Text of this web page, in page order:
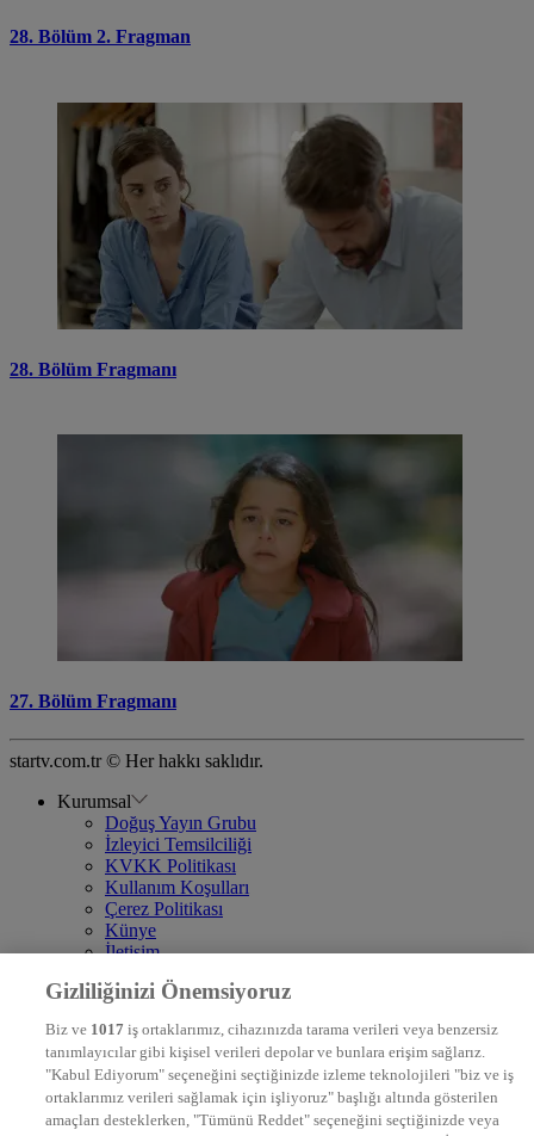
28. Bölüm 2. Fragman
28. Bölüm Fragmanı
27. Bölüm Fragmanı
startv.com.tr © Her hakkı saklıdır.
Kurumsal
Doğuş Yayın Grubu
İzleyici Temsilciliği
KVKK Politikası
Kullanım Koşulları
Çerez Politikası
Künye
İletişim
DYG Televizyonlar
STAR
EURO STAR
KRAL POP TV
DYG Radyolar
NTV RADYO
Gizliliğinizi Önemsiyoruz
Biz ve 1017 iş ortaklarımız, cihazınızda tarama verileri veya benzersiz
tanımlayıcılar gibi kişisel verileri depolar ve bunlara erişim sağlarız.
"Kabul Ediyorum" seçeneğini seçtiğinizde izleme teknolojileri "biz ve iş
ortaklarımız verileri sağlamak için işliyoruz" başlığı altında gösterilen
amaçları desteklerken, "Tümünü Reddet" seçeneğini seçtiğinizde veya